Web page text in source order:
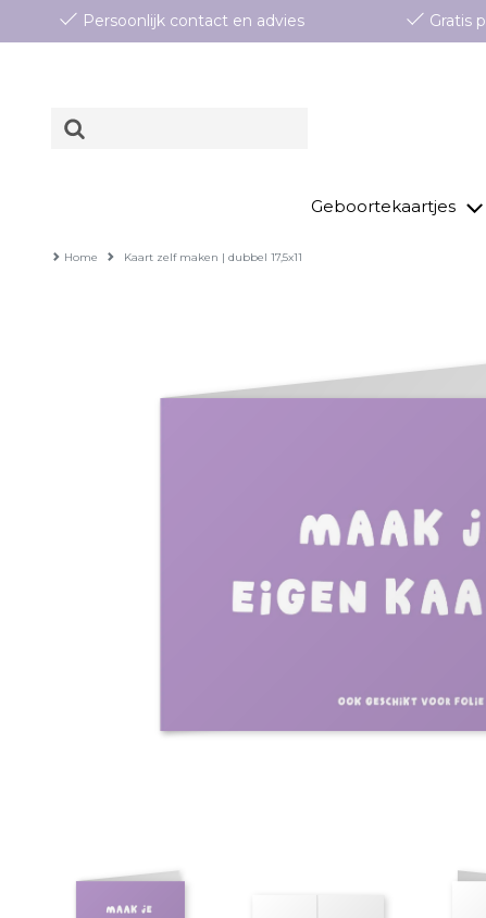
Persoonlijk contact en advies Gratis
Geboortekaartjes
Home Kaart zelf maken | dubbel 17,5x11